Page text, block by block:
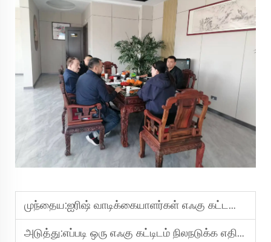
முந்தைய:ஐரிஷ் வாடிக்கையாளர்கள் எஃகு கட்டமைப்பு தொழிற்சாலையை பார்வையிட்டனர், ஆர்டர் உறுதிப்படுத்தப்பட்டது
அடுத்து:எப்படி ஒரு எஃகு கட்டிடம் நிலநடுக்க எதிர்ப்புத்தன்மை மற்றும் காற்று சுமை தாங்குதிறனில் காங்கிரீட் கட்டிடத்தை விட சிறப்பாக செயல்படுகிறது?